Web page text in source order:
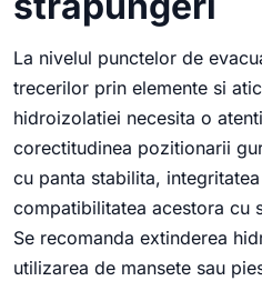
La nivelul punctelor de
trecerilor prin elemente si
hidroizolatiei necesita o
corectitudinea pozitionarii
cu panta stabilita,
compatibilitatea acestora cu
Se recomanda extinderea
utilizarea de mansete sau